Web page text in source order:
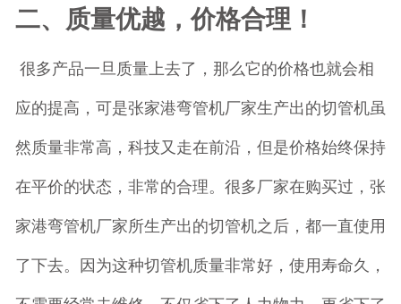
二、质量优越，价格合理！
很多产品一旦质量上去了，那么它的价格也就会相
应的提高，可是张家港弯管机厂家生产出的切管机虽
然质量非常高，科技又走在前沿，但是价格始终保持
在平价的状态，非常的合理。很多厂家在购买过，张
家港弯管机厂家所生产出的切管机之后，都一直使用
了下去。因为这种切管机质量非常好，使用寿命久，